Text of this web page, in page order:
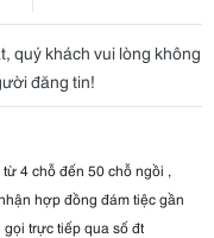
quý khách vui lòng không
đăng tin!
4 chỗ đến 50 chỗ ngồi ,
hợp đồng đám tiệc gần
trực tiếp qua số đt